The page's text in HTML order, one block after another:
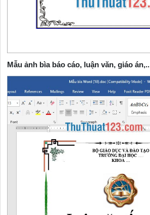
Mẫu ảnh bìa báo cáo, luận văn, giáo án,..